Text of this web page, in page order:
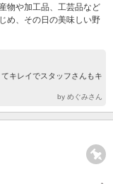
物や加工品、工芸品など
め、その日の美味しい野
キレイでスタッフさんもキ
by めぐみさん